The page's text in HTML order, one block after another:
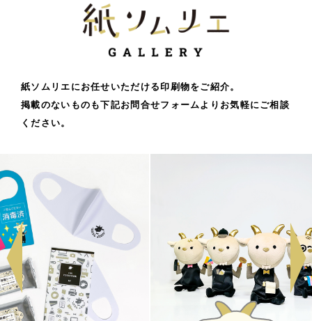
紙ソムリエにお任せいただける印刷物をご紹介。
掲載のないものも下記お問合せフォームよりお気軽にご相談
ください。